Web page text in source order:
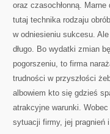
oraz czasochłonną.
tutaj technika rodzaju
w odniesieniu sukcesu.
długo. Bo wydatki zmian
pogorszeniu, to firma
trudności w przyszłości
albowiem kto się gdzieś
atrakcyjne warunki.
sytuacji firmy, jej pragnień